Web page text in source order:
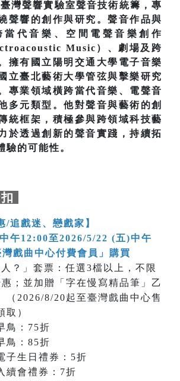
灣聲響實驗室聲音技術統籌，專
聲響的創作與研究。聲音作品與
當代音樂、空間電聲音樂創作
Music）、劇場及跨
擁有國立陽明交通大學電子音樂
立臺北藝術大學管弦與擊樂研究
專業領域橫跨當代音樂、電聲音
多元類型。他對聲音與藝術的創
統框架，積極參與跨領域科技藝
於透過創新的聲音實踐，持續拓
驗的可能性。
/追戲迷、戀戲家】
午12:00至2026/5/22 (五)中午
戲曲中心付費會員」購買
？」套票：任選3檔以上，不限
；並加贈「字在慢寫精品筆」乙
（2026/8/20起至臺灣戲曲中心售
取）
鳥：75折
鳥：85折
子生日禮券：5折
續會禮券：7折